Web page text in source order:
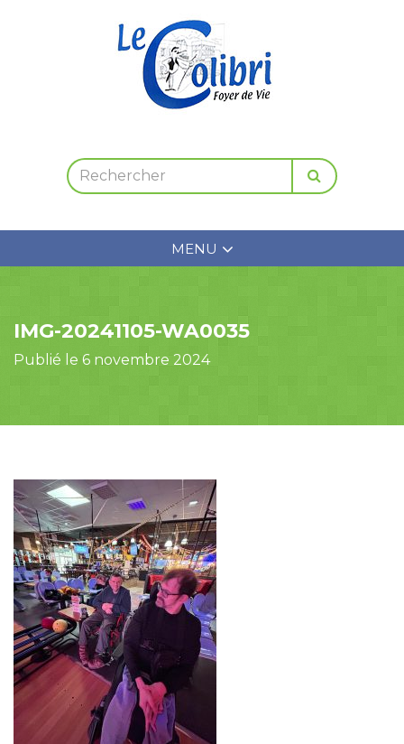
MENU
IMG-20241105-WA0035
Publié le 6 novembre 2024